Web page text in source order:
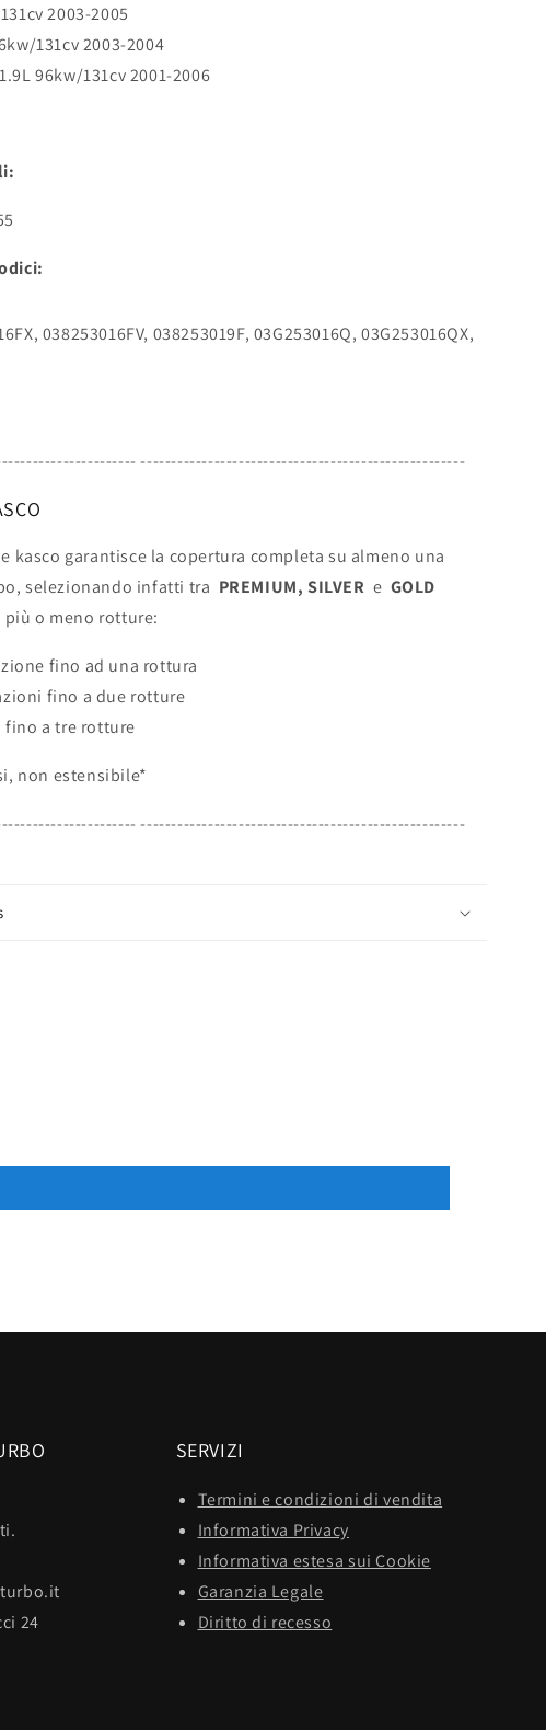
2003-2005
131cv 2003-2004
96kw/131cv 2001-2006
038253016FV, 038253019F, 03G253016Q, 03G253016QX,
-----------------------------------------------------
kasco garantisce la copertura completa su almeno una
selezionando infatti tra PREMIUM, SILVER e GOLD
più o meno rotture:
fino ad una rottura
fino a due rotture
fino a tre rotture
non estensibile*
-----------------------------------------------------
24
SERVIZI
Termini e condizioni di vendita
Informativa Privacy
Informativa estesa sui Cookie
Garanzia Legale
Diritto di recesso